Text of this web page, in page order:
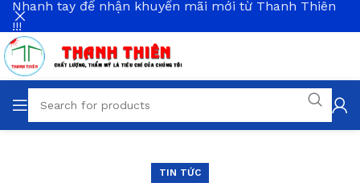
TIN TỨC
Nhanh tay để nhận khuyến mãi mới từ Thanh Thiên
!!!